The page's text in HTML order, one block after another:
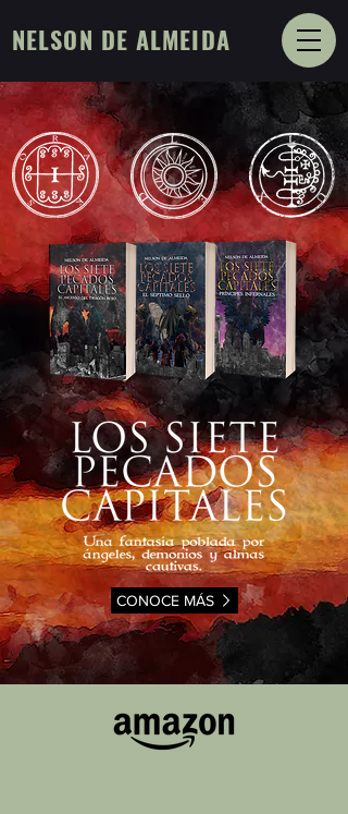
NELSON DE ALMEIDA
CONOCE MÁS